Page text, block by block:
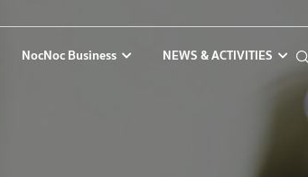
NocNoc Business NEWS & ACTIVITIES